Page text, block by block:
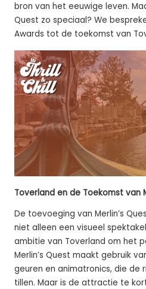
bron van het eeuwige leven.
Quest zo speciaal? We
Awards tot de toekomst van
Toverland en de Toekomst van
De toevoeging van Merlin’s
niet alleen een visueel
ambitie van Toverland om het
Merlin’s Quest maakt gebruik
geuren en animatronics, die de
tillen. Maar is de attractie te